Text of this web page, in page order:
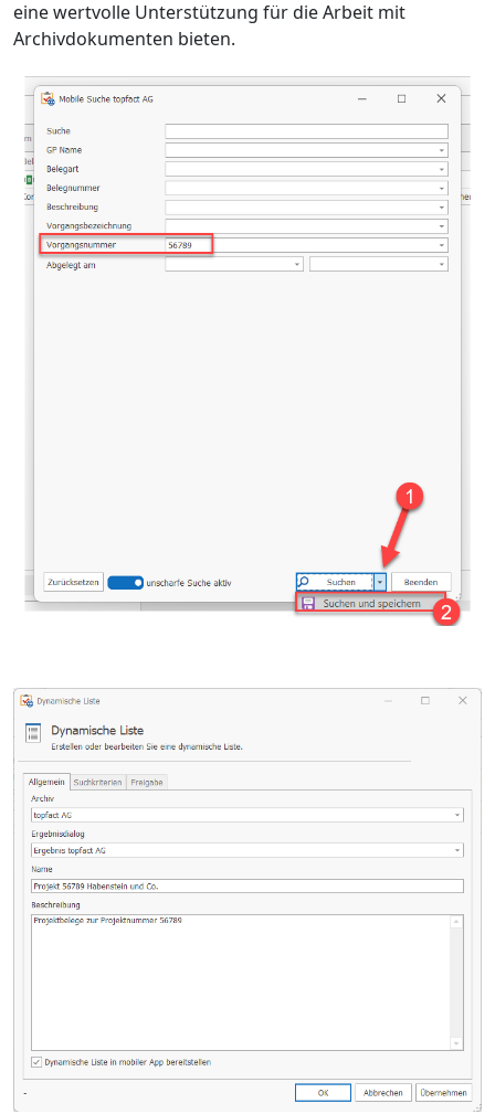
eine wertvolle Unterstützung für die Arbeit mit
Archivdokumenten bieten.